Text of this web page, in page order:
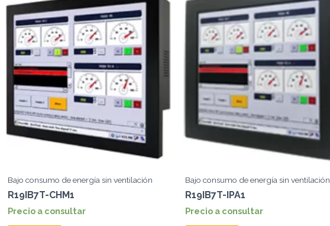
Bajo consumo de energía sin ventilación
R19IB7T-CHM1
Precio a consultar
Bajo consumo de energía sin ventilación
R19IB7T-IPA1
Precio a consultar